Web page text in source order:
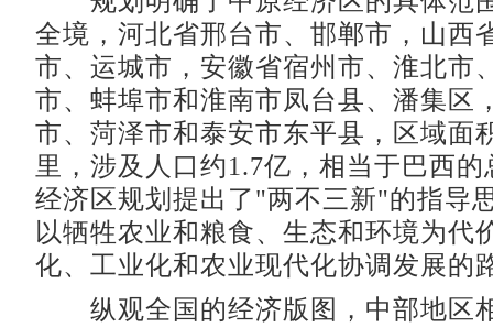
全境，河北省邢台市、邯郸市，山西
市、运城市，安徽省宿州市、淮北市
市、蚌埠市和淮南市凤台县、潘集区
市、菏泽市和泰安市东平县，区域面
里，涉及人口约1.7亿，相当于巴西
经济区规划提出了"两不三新"的指导
以牺牲农业和粮食、生态和环境为代
化、工业化和农业现代化协调发展的
纵观全国的经济版图，中部地区